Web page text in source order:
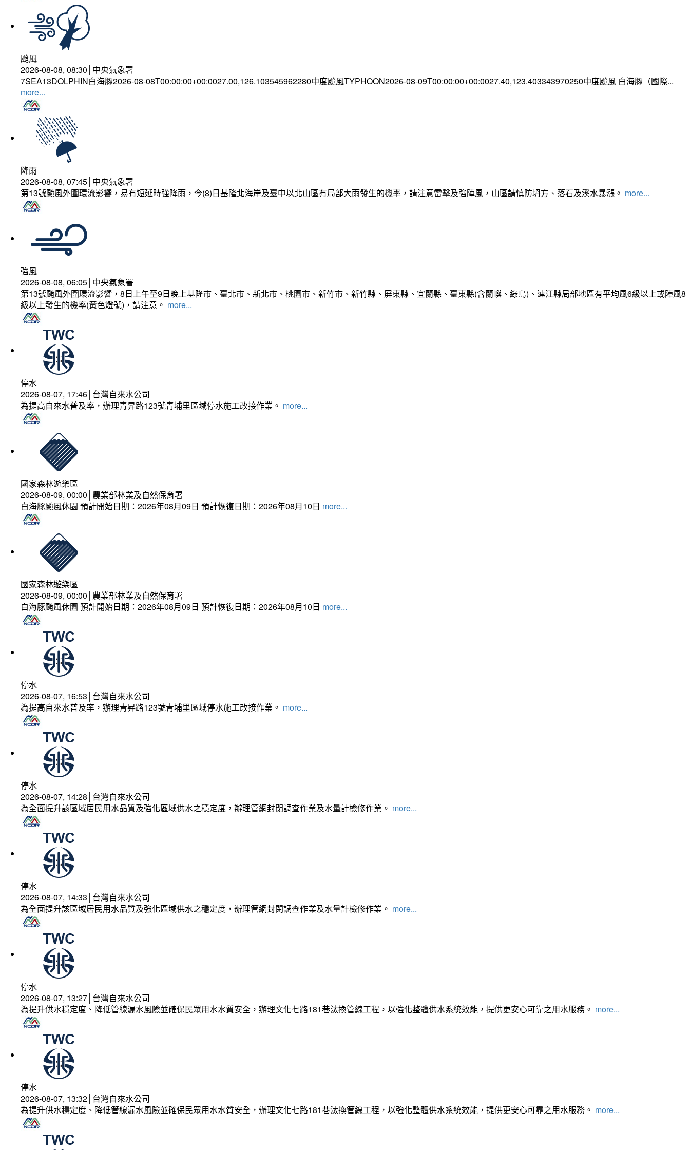
颱風
2026-08-08, 08:30│中央氣象署
7SEA13DOLPHIN白海豚2026-08-08T00:00:00+00:0027.00,126.103545962280中度颱風TYPHOON2026-08-09T00:00:00+00:0027.40,123.403343970250中度颱風 白海豚（國際...
more...
降雨
2026-08-08, 07:45│中央氣象署
第13號颱風外圍環流影響，易有短延時強降雨，今(8)日基隆北海岸及臺中以北山區有局部大雨發生的機率，請注意雷擊及強陣風，山區請慎防坍方、落石及溪水暴漲。 more...
強風
2026-08-08, 06:05│中央氣象署
第13號颱風外圍環流影響，8日上午至9日晚上基隆市、臺北市、新北市、桃園市、新竹市、新竹縣、屏東縣、宜蘭縣、臺東縣(含蘭嶼、綠島)、連江縣局部地區有平均風6級以上或陣風8
級以上發生的機率(黃色燈號)，請注意。 more...
停水
2026-08-07, 17:46│台灣自來水公司
為提高自來水普及率，辦理青昇路123號青埔里區域停水施工改接作業。 more...
國家森林遊樂區
2026-08-09, 00:00│農業部林業及自然保育署
白海豚颱風休園 預計開始日期：2026年08月09日 預計恢復日期：2026年08月10日 more...
國家森林遊樂區
2026-08-09, 00:00│農業部林業及自然保育署
白海豚颱風休園 預計開始日期：2026年08月09日 預計恢復日期：2026年08月10日 more...
停水
2026-08-07, 16:53│台灣自來水公司
為提高自來水普及率，辦理青昇路123號青埔里區域停水施工改接作業。 more...
停水
2026-08-07, 14:28│台灣自來水公司
為全面提升該區域居民用水品質及強化區域供水之穩定度，辦理管網封閉調查作業及水量計檢修作業。 more...
停水
2026-08-07, 14:33│台灣自來水公司
為全面提升該區域居民用水品質及強化區域供水之穩定度，辦理管網封閉調查作業及水量計檢修作業。 more...
停水
2026-08-07, 13:27│台灣自來水公司
為提升供水穩定度、降低管線漏水風險並確保民眾用水水質安全，辦理文化七路181巷汰換管線工程，以強化整體供水系統效能，提供更安心可靠之用水服務。 more...
停水
2026-08-07, 13:32│台灣自來水公司
為提升供水穩定度、降低管線漏水風險並確保民眾用水水質安全，辦理文化七路181巷汰換管線工程，以強化整體供水系統效能，提供更安心可靠之用水服務。 more...